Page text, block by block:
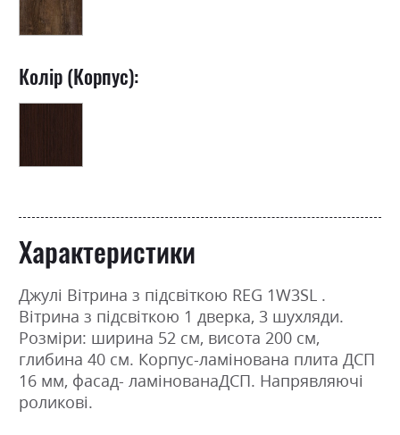
Колір (Корпус):
Характеристики
Джулі Вітрина з підсвіткою REG 1W3SL .
Вітрина з підсвіткою 1 дверка, 3 шухляди.
Розміри: ширина 52 см, висота 200 см,
глибина 40 см. Корпус-ламінована плита ДСП
16 мм, фасад- ламінованаДСП. Напрявляючі
роликові.